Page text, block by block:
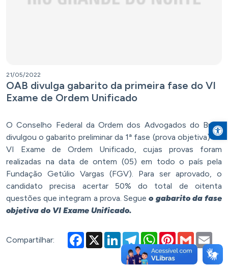
21/05/2022
OAB divulga gabarito da primeira fase do VI
Exame de Ordem Unificado
O Conselho Federal da Ordem dos Advogados do Brasil
divulgou o gabarito preliminar da 1ª fase (prova objetiva) do
VI Exame de Ordem Unificado, cujas provas foram
realizadas na data de ontem (05) em todo o país pela
Fundação Getúlio Vargas (FGV). Para ser aprovado, o
candidato precisa acertar 50% do total de oitenta
questões que integram a prova. Segueo gabarito da fase
objetiva do VI Exame Unificado.
Compartilhar: Facebook
X LinkedInTelegramWhatsAppPinterest
Gmail
Open